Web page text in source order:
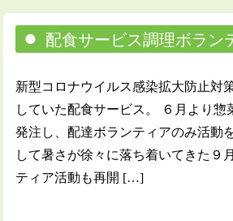
配食サービス調理ボラン
新型コロナウイルス感染拡大防止対
していた配食サービス。 ６月より惣
発注し、配達ボランティアのみ活動
して暑さが徐々に落ち着いてきた９
ティア活動も再開 […]